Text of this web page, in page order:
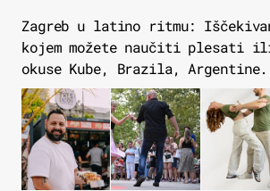
Zagreb u latino ritmu:
kojem možete naučiti plesati
okuse Kube, Brazila,